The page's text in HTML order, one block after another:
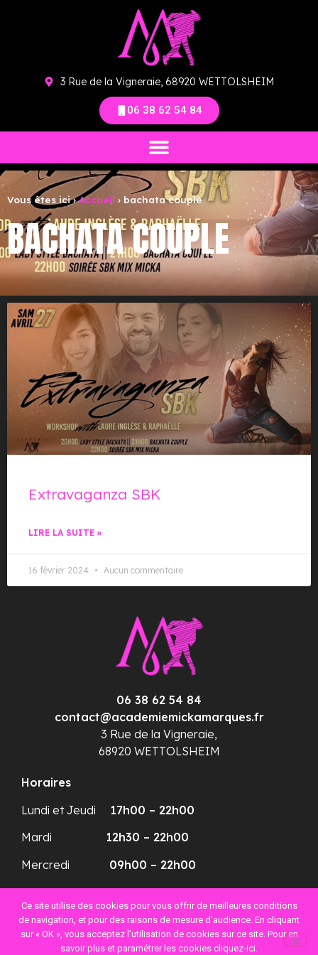
3 Rue de la Vigneraie, 68920 WETTOLSHEIM
06 38 62 54 84
Vous êtes ici ›Accueil › bachata couple
BACHATA COUPLE
Extravaganza SBK
LIRE LA SUITE »
16 février 2024 Aucun commentaire
06 38 62 54 84
contact@academiemickamarques.fr
3 Rue de la Vigneraie,
68920 WETTOLSHEIM
Horaires
Lundi et Jeudi 17h00 – 22h00
Mardi 12h30 – 22h00
Mercredi 09h00 – 22h00
Mentions légales et
politique de confidentialité
Ce site utilise des cookies pour vous offrir de meilleures conditions
de navigation, et pour des raisons de mesure d’audience. En cliquant
sur « OK », vous acceptez l’utilisation de cookies sur ce site. Pour en
savoir plus et paramétrer les cookies cliquez-ici.